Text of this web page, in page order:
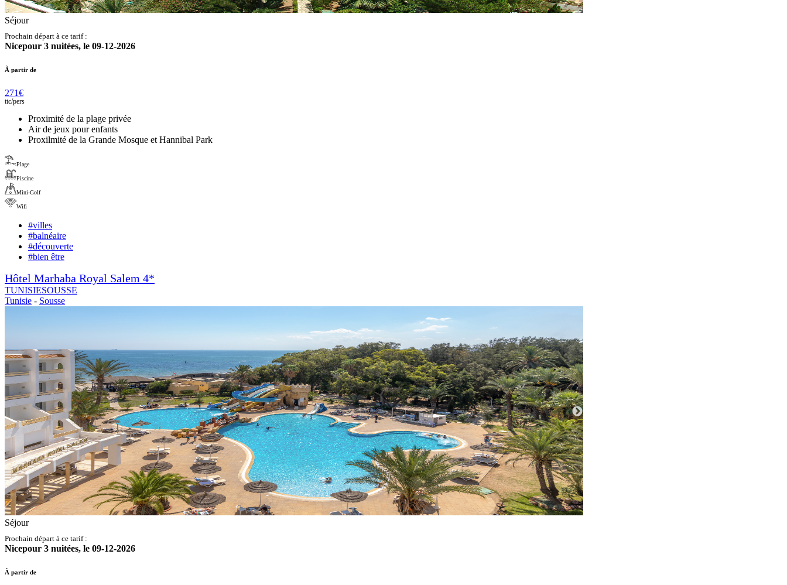
Séjour
Prochain départ à ce tarif :
Nicepour 3 nuitées, le 09-12-2026
À partir de
271€
ttc/pers
Proximité de la plage privée
Air de jeux pour enfants
Proxilmité de la Grande Mosque et Hannibal Park
Plage
Piscine
Mini-Golf
Wifi
#villes
#balnéaire
#découverte
#bien être
Hôtel Marhaba Royal Salem 4*
TUNISIESOUSSE
Tunisie - Sousse
Séjour
Prochain départ à ce tarif :
Nicepour 3 nuitées, le 09-12-2026
À partir de